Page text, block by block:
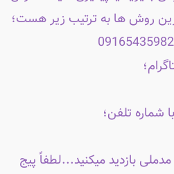
روش ها به ترتیب زیر هست؛
شماره تلفن؛
بازدید میکنید...لطفاً پیج